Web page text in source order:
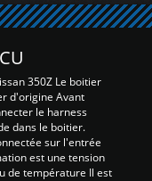
350Z Le boitier
d'origine Avant
le harness
dans le boitier.
sur l'entrée
est une tension
de température Il est